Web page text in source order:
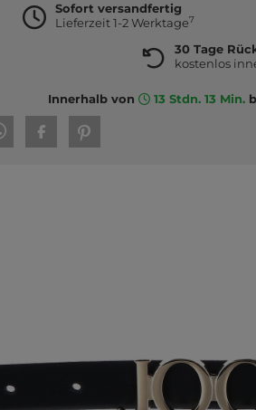
Sofort versandfertig
Lieferzeit 1-2 Werktage7
30 Tage
kostenlos
Innerhalb von 13 Stdn. 13 Min.